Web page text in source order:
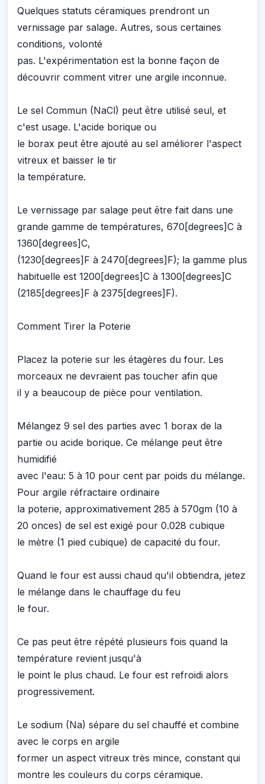
Quelques statuts céramiques prendront un
vernissage par salage. Autres, sous certaines
conditions, volonté
pas. L'expérimentation est la bonne façon de
découvrir comment vitrer une argile inconnue.
Le sel Commun (NaCl) peut être utilisé seul, et
c'est usage. L'acide borique ou
le borax peut être ajouté au sel améliorer l'aspect
vitreux et baisser le tir
la température.
Le vernissage par salage peut être fait dans une
grande gamme de températures, 670[degrees]C à
1360[degrees]C,
(1230[degrees]F à 2470[degrees]F); la gamme plus
habituelle est 1200[degrees]C à 1300[degrees]C
(2185[degrees]F à 2375[degrees]F).
Comment Tirer la Poterie
Placez la poterie sur les étagères du four. Les
morceaux ne devraient pas toucher afin que
il y a beaucoup de pièce pour ventilation.
Mélangez 9 sel des parties avec 1 borax de la
partie ou acide borique. Ce mélange peut être
humidifié
avec l'eau: 5 à 10 pour cent par poids du mélange.
Pour argile réfractaire ordinaire
la poterie, approximativement 285 à 570gm (10 à
20 onces) de sel est exigé pour 0.028 cubique
le mètre (1 pied cubique) de capacité du four.
Quand le four est aussi chaud qu'il obtiendra, jetez
le mélange dans le chauffage du feu
le four.
Ce pas peut être répété plusieurs fois quand la
température revient jusqu'à
le point le plus chaud. Le four est refroidi alors
progressivement.
Le sodium (Na) sépare du sel chauffé et combine
avec le corps en argile
former un aspect vitreux très mince, constant qui
montre les couleurs du corps céramique.